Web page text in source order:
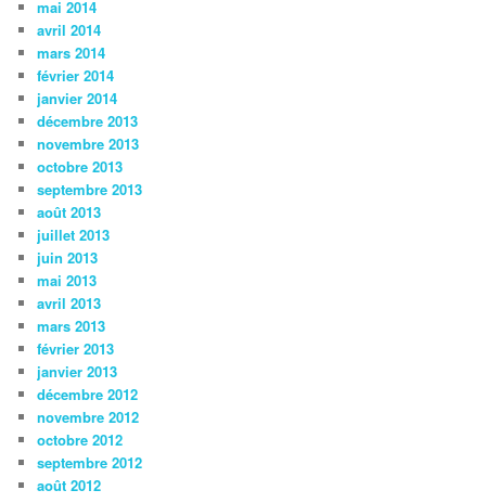
mai 2014
avril 2014
mars 2014
février 2014
janvier 2014
décembre 2013
novembre 2013
octobre 2013
septembre 2013
août 2013
juillet 2013
juin 2013
mai 2013
avril 2013
mars 2013
février 2013
janvier 2013
décembre 2012
novembre 2012
octobre 2012
septembre 2012
août 2012